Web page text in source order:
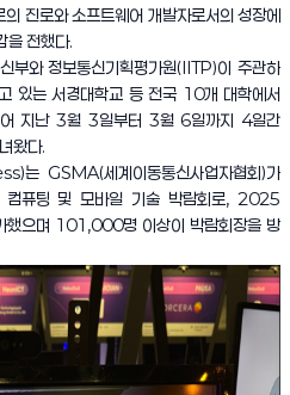
진로와 소프트웨어 개발자로서의 성장에
을 전했다.
부와 정보통신기획평가원(IITP)이 주관하
있는 서경대학교 등 전국 10개 대학에서
지난 3월 3일부터 3월 6일까지 4일간
왔다.
GSMA(세계이동통신사업자협회)가
컴퓨팅 및 모바일 기술 박람회로, 2025
으며 101,000명 이상이 박람회장을 방